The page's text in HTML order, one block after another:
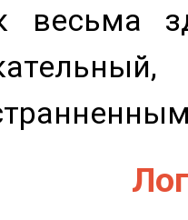
весьма